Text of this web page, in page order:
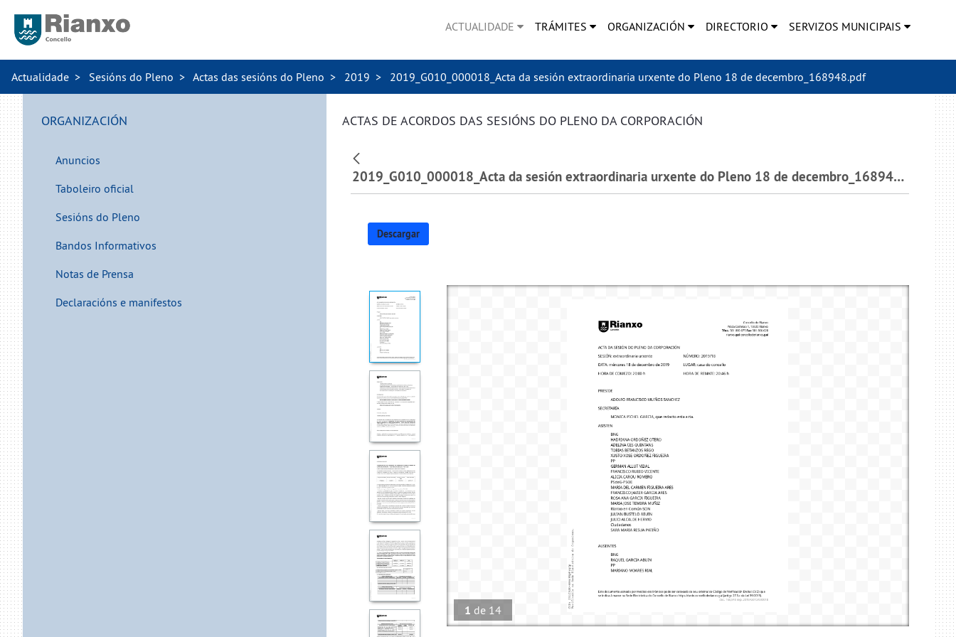
ACTUALIDADE TRÁMITES ORGANIZACIÓN DIRECTORIO SERVIZOS MUNICIPAIS
Actualidade Sesións do Pleno Actas das sesións do Pleno 2019 2019_G010_000018_Acta da sesión extraordinaria urxente do Pleno 18 de decembro_168948.pdf
ORGANIZACIÓN
Anuncios
Taboleiro oficial
Sesións do Pleno
Bandos Informativos
Notas de Prensa
Declaracións e manifestos
ACTAS DE ACORDOS DAS SESIÓNS DO PLENO DA CORPORACIÓN
2019_G010_000018_Acta da sesión extraordinaria urxente do Pleno 18 de decembro_168948.pdf
Descargar
1 de 14